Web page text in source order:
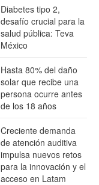
Diabetes tipo 2,
desafío crucial para la
salud pública: Teva
México
Hasta 80% del daño
solar que recibe una
persona ocurre antes
de los 18 años
Creciente demanda
de atención auditiva
impulsa nuevos retos
para la innovación y el
acceso en Latam